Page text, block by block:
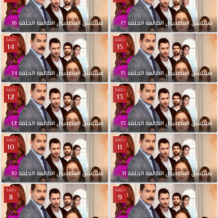
تعيش
في
أنطاكيا
أولادها
الثلاثة،
تتقاطع
طرقها
طرق
إبن
مدينتها
(آغاه
كاراشي)
الذي
يحتل
مكانة
بارزة
بين
عمالقة
مسلسلاسطنبول الظالمةالحلقة17 مسلسلاسطنبول الظالمةالحلقة16
حلقة
15
مسلسلاسطنبول الظالمةالحلقة15
حلقة
14
مسلسلاسطنبول الظالمةالحلقة14
حلقة
13
مسلسلاسطنبول الظالمةالحلقة13
حلقة
12
مسلسلاسطنبول الظالمةالحلقة12
حلقة
11
مسلسلاسطنبول الظالمةالحلقة11
حلقة
10
مسلسلاسطنبول الظالمةالحلقة10
حلقة
9
حلقة
8